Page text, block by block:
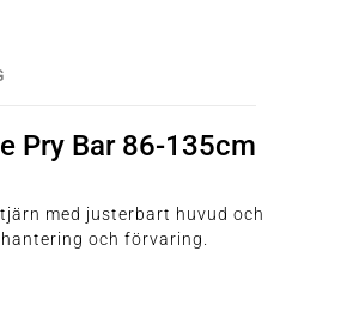
Pry Bar 86-135cm
med justerbart huvud och
och förvaring.